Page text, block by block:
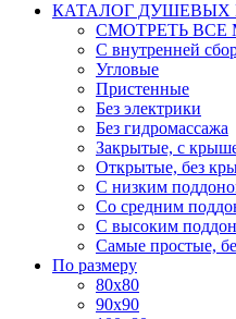
КАТАЛОГ ДУШЕВЫХ
СМОТРЕТЬ ВСЕ
С внутренней
Угловые
Пристенные
Без электрики
Без гидромассажа
Закрытые, с
Открытые, без
С низким
Со средним
С высоким
Самые простые,
По размеру
80x80
90x90